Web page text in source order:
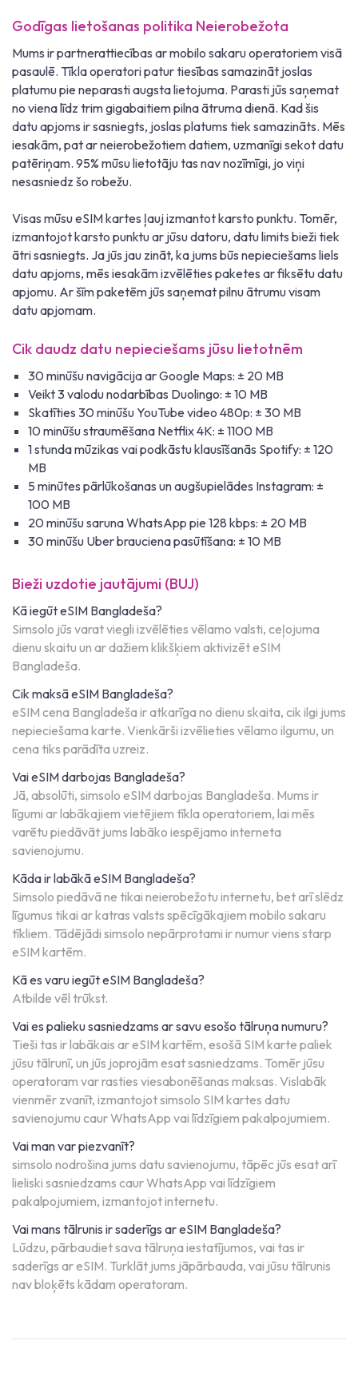
Godīgas lietošanas politika Neierobežota
Mums ir partnerattiecības ar mobilo sakaru operatoriem visā
pasaulē. Tīkla operatori patur tiesības samazināt joslas
platumu pie neparasti augsta lietojuma. Parasti jūs saņemat
no viena līdz trim gigabaitiem pilna ātruma dienā. Kad šis
datu apjoms ir sasniegts, joslas platums tiek samazināts. Mēs
iesakām, pat ar neierobežotiem datiem, uzmanīgi sekot datu
patēriņam. 95% mūsu lietotāju tas nav nozīmīgi, jo viņi
nesasniedz šo robežu.
Visas mūsu eSIM kartes ļauj izmantot karsto punktu. Tomēr,
izmantojot karsto punktu ar jūsu datoru, datu limits bieži tiek
ātri sasniegts. Ja jūs jau zināt, ka jums būs nepieciešams liels
datu apjoms, mēs iesakām izvēlēties paketes ar fiksētu datu
apjomu. Ar šīm paketēm jūs saņemat pilnu ātrumu visam
datu apjomam.
Cik daudz datu nepieciešams jūsu lietotnēm
30 minūšu navigācija ar Google Maps: ± 20 MB
Veikt 3 valodu nodarbības Duolingo: ± 10 MB
Skatīties 30 minūšu YouTube video 480p: ± 30 MB
10 minūšu straumēšana Netflix 4K: ± 1100 MB
1 stunda mūzikas vai podkāstu klausīšanās Spotify: ± 120
MB
5 minūtes pārlūkošanas un augšupielādes Instagram: ±
100 MB
20 minūšu saruna WhatsApp pie 128 kbps: ± 20 MB
30 minūšu Uber brauciena pasūtīšana: ± 10 MB
Bieži uzdotie jautājumi (BUJ)
Kā iegūt eSIM Bangladeša?
Simsolo jūs varat viegli izvēlēties vēlamo valsti, ceļojuma
dienu skaitu un ar dažiem klikšķiem aktivizēt eSIM
Bangladeša.
Cik maksā eSIM Bangladeša?
eSIM cena Bangladeša ir atkarīga no dienu skaita, cik ilgi jums
nepieciešama karte. Vienkārši izvēlieties vēlamo ilgumu, un
cena tiks parādīta uzreiz.
Vai eSIM darbojas Bangladeša?
Jā, absolūti, simsolo eSIM darbojas Bangladeša. Mums ir
līgumi ar labākajiem vietējiem tīkla operatoriem, lai mēs
varētu piedāvāt jums labāko iespējamo interneta
savienojumu.
Kāda ir labākā eSIM Bangladeša?
Simsolo piedāvā ne tikai neierobežotu internetu, bet arī slēdz
līgumus tikai ar katras valsts spēcīgākajiem mobilo sakaru
tīkliem. Tādējādi simsolo nepārprotami ir numur viens starp
eSIM kartēm.
Kā es varu iegūt eSIM Bangladeša?
Atbilde vēl trūkst.
Vai es palieku sasniedzams ar savu esošo tālruņa numuru?
Tieši tas ir labākais ar eSIM kartēm, esošā SIM karte paliek
jūsu tālrunī, un jūs joprojām esat sasniedzams. Tomēr jūsu
operatoram var rasties viesabonēšanas maksas. Vislabāk
vienmēr zvanīt, izmantojot simsolo SIM kartes datu
savienojumu caur WhatsApp vai līdzīgiem pakalpojumiem.
Vai man var piezvanīt?
simsolo nodrošina jums datu savienojumu, tāpēc jūs esat arī
lieliski sasniedzams caur WhatsApp vai līdzīgiem
pakalpojumiem, izmantojot internetu.
Vai mans tālrunis ir saderīgs ar eSIM Bangladeša?
Lūdzu, pārbaudiet sava tālruņa iestatījumos, vai tas ir
saderīgs ar eSIM. Turklāt jums jāpārbauda, vai jūsu tālrunis
nav bloķēts kādam operatoram.